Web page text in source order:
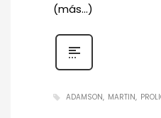
(más…)
ADAMSON MARTIN